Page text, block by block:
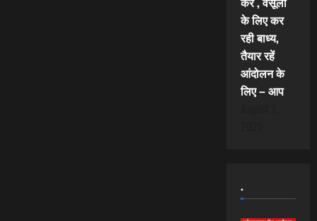
के लिए कर
रही बाध्य,
तैयार रहें
आंदोलन के
लिए – आप
.